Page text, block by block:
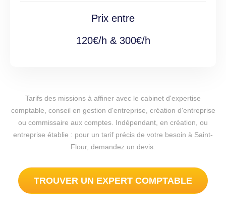
Prix entre
120€/h & 300€/h
Tarifs des missions à affiner avec le cabinet d'expertise
comptable, conseil en gestion d'entreprise, création d'entreprise
ou commissaire aux comptes. Indépendant, en création, ou
entreprise établie : pour un tarif précis de votre besoin à Saint-
Flour, demandez un devis.
TROUVER UN EXPERT COMPTABLE